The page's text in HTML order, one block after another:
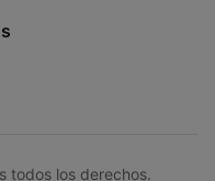
todos los derechos.